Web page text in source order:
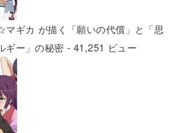
ギカ が描く「願いの代償」と「思
ギー」の秘密 - 41,251 ビュー